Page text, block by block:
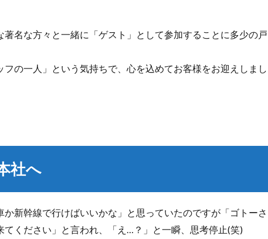
名な方々と一緒に「ゲスト」として参加することに多少の戸
の一人」という気持ちで、心を込めてお客様をお迎えしまし
社へ
新幹線で行けばいいかな」と思っていたのですが「ゴトーさ
ください」と言われ、「え…？」と一瞬、思考停止(笑)